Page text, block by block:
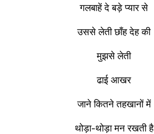
गलबाहें दे बड़े प्यार से
उससे लेती छाँह देह की
मुझसे लेती
ढाई आखर
जाने कितने तहखानों में
थोड़ा-थोड़ा मन रखती है